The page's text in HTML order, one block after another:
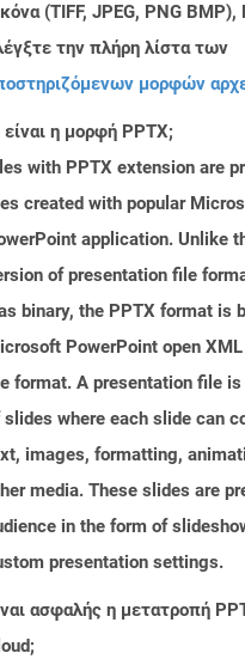
(TIFF, JPEG, PNG BMP),
την πλήρη λίστα των
μορφών
είναι η μορφή PPTX;
with PPTX extension are
created with popular
application. Unlike
of presentation file
binary, the PPTX format is
PowerPoint open
format. A presentation file
slides where each slide can
images, formatting,
media. These slides are
in the form of
presentation settings.
ασφαλής η μετατροπή